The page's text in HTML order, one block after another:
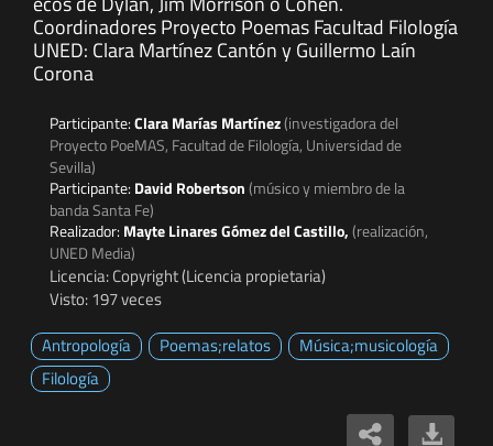
Coordinadores Proyecto Poemas Facultad Filología
UNED: Clara Martínez Cantón y Guillermo Laín
Corona
Participante:Clara Marías Martínez(investigadora del
Proyecto PoeMAS, Facultad de Filología, Universidad de
Sevilla)
Participante: David Robertson(músico y miembro de la
banda Santa Fe)
Realizador: Mayte Linares Gómez del Castillo,(realización,
UNED Media)
Licencia: Copyright (Licencia propietaria)
Visto: 197 veces
Antropología
Poemas;relatos
Música;musicología
Filología